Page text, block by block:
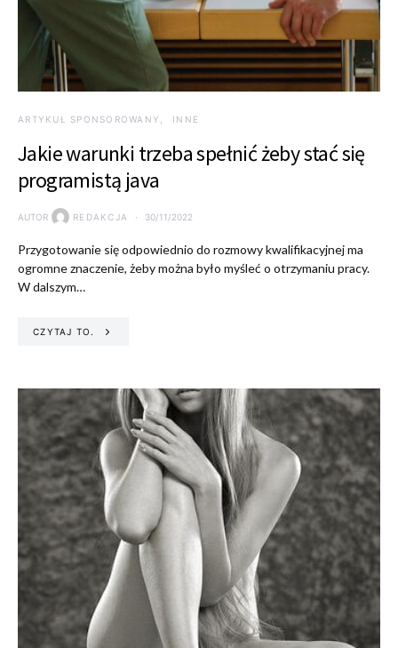
ARTYKUŁ SPONSOROWANY INNE
Jakie warunki trzeba spełnić żeby stać się
programistą java
AUTOR REDAKCJA 30/11/2022
Przygotowanie się odpowiednio do rozmowy kwalifikacyjnej ma
ogromne znaczenie, żeby można było myśleć o otrzymaniu pracy.
W dalszym…
CZYTAJ TO.